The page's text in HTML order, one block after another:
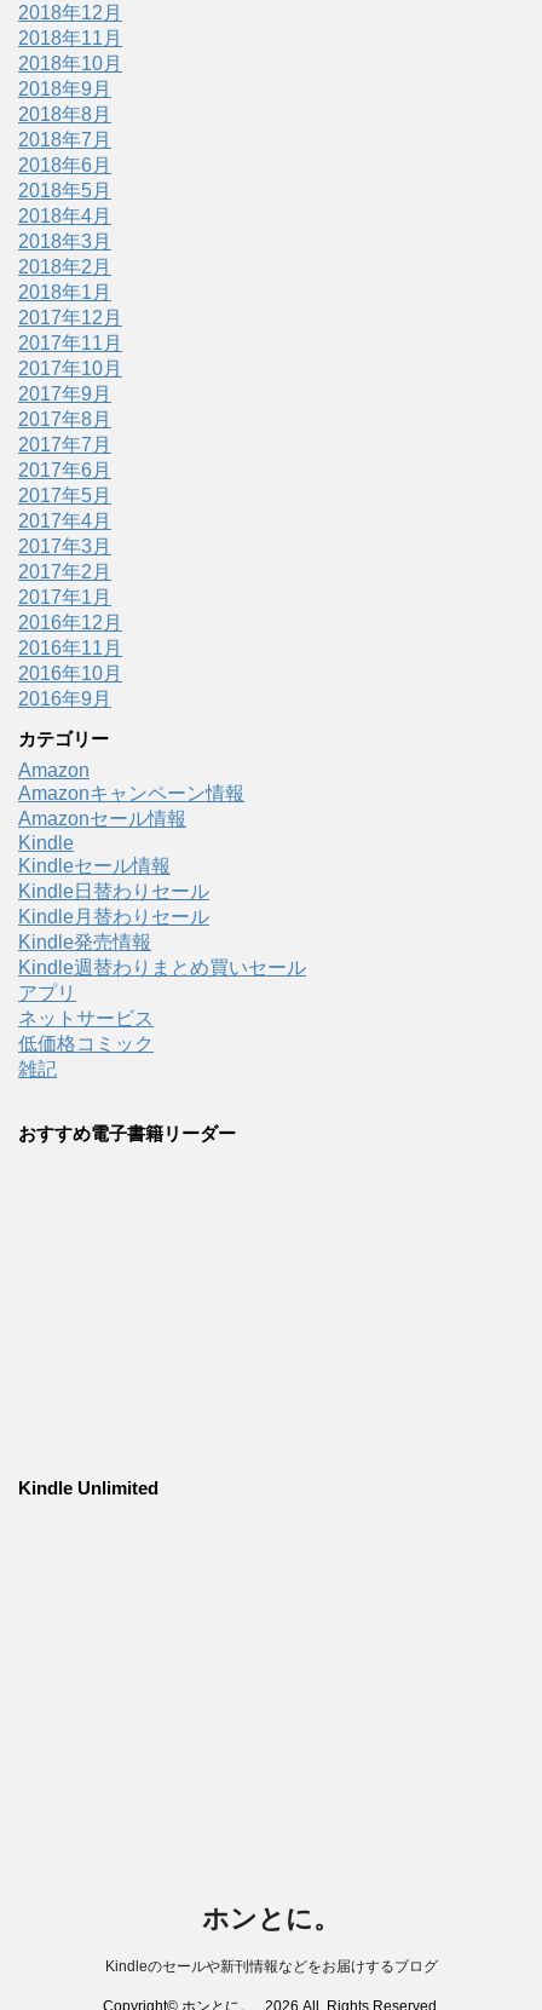
2018年12月
2018年11月
2018年10月
2018年9月
2018年8月
2018年7月
2018年6月
2018年5月
2018年4月
2018年3月
2018年2月
2018年1月
2017年12月
2017年11月
2017年10月
2017年9月
2017年8月
2017年7月
2017年6月
2017年5月
2017年4月
2017年3月
2017年2月
2017年1月
2016年12月
2016年11月
2016年10月
2016年9月
カテゴリー
Amazon
Amazonキャンペーン情報
Amazonセール情報
Kindle
Kindleセール情報
Kindle日替わりセール
Kindle月替わりセール
Kindle発売情報
Kindle週替わりまとめ買いセール
アプリ
ネットサービス
低価格コミック
雑記
おすすめ電子書籍リーダー
Kindle Unlimited
ホンとに。
Kindleのセールや新刊情報などをお届けするブログ
Copyright© ホンとに。 , 2026 All Rights Reserved.